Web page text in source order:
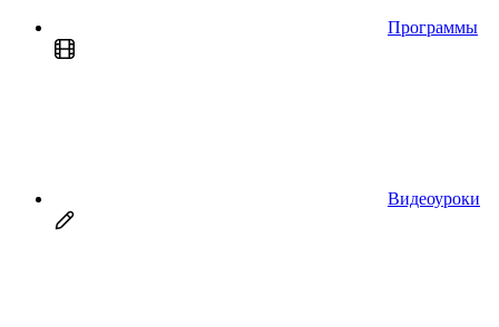
Программы
Видеоуроки